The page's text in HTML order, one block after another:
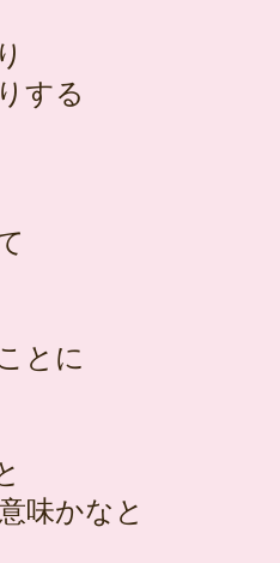
する
とに
味かなと